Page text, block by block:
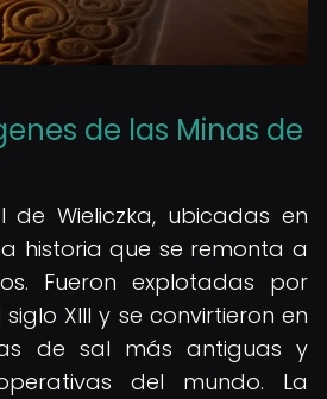
de las Minas de
de Wieliczka, ubicadas en
historia que se remonta a
Fueron explotadas por
XIII y se convirtieron en
de sal más antiguas y
del mundo. La